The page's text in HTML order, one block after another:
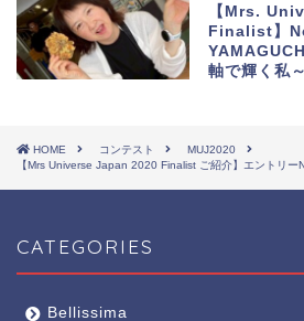
【Mrs.
Finalist】
軸で輝く私～
HOME コンテスト
MUJ2020
【Mrs Universe Japan 2020 Finalist ご紹介】エントリー
CATEGORIES
Bellissima